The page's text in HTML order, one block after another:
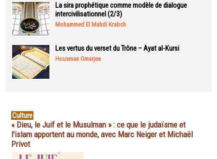
La sira prophétique comme modèle de dialogue
intercivilisationnel (2/3)
Mohammed El Mahdi Krabch
Les vertus du verset du Trône – Ayat al-Kursi
Housman Omarjee
Culture
« Dieu, le Juif et le Musulman » : ce que le judaïsme et
l'islam apportent au monde, avec Marc Neiger et Michaël
Privot